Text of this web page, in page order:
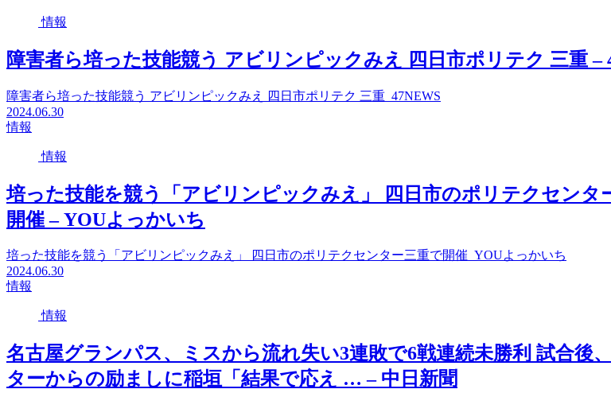
情報
障害者ら培った技能競う アビリンピックみえ 四日市ポリテク 三重 –
障害者ら培った技能競う アビリンピックみえ 四日市ポリテク 三重 47NEWS
2024.06.30
情報
情報
培った技能を競う「アビリンピックみえ」 四日市のポリテクセンタ
開催 – YOUよっかいち
培った技能を競う「アビリンピックみえ」 四日市のポリテクセンター三重で開催 YOUよっかいち
2024.06.30
情報
情報
名古屋グランパス、ミスから流れ失い3連敗で6戦連続未勝利 試合後
ターからの励ましに稲垣「結果で応え … – 中日新聞